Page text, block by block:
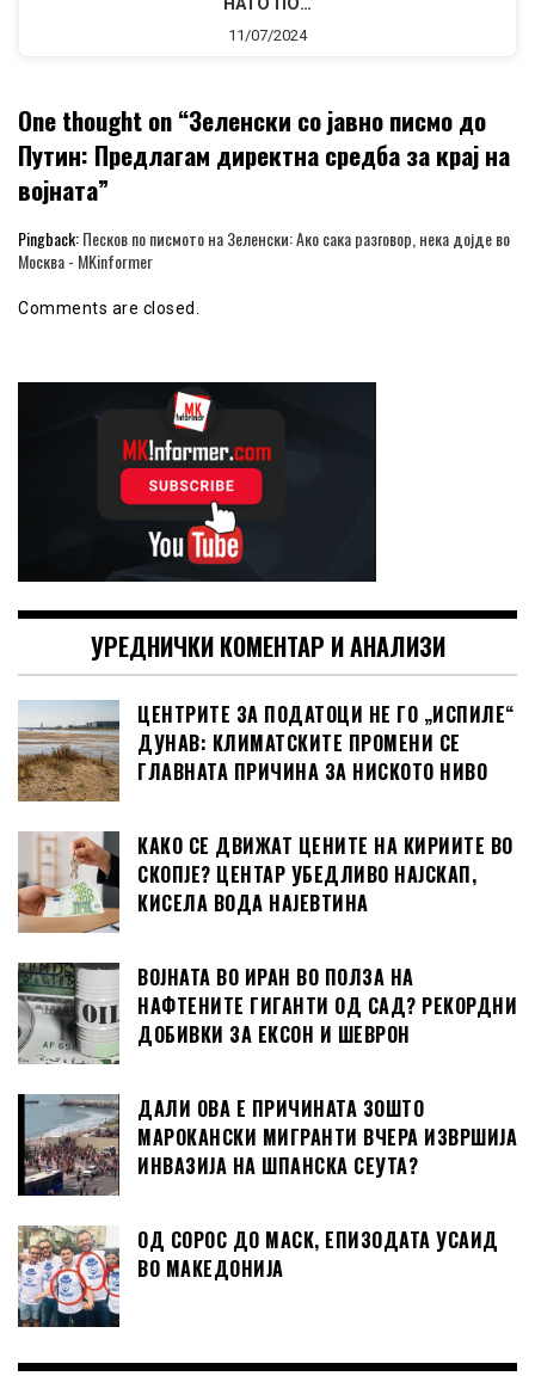
11/07/2024
One thought on “Зеленски со јавно писмо до
Путин: Предлагам директна средба за крај на
војната”
Pingback:Песков по писмото на Зеленски: Ако сака разговор, нека дојде во
Москва - MKinformer
Comments are closed.
УРЕДНИЧКИ КОМЕНТАР И АНАЛИЗИ
ЦЕНТРИТЕ ЗА ПОДАТОЦИ НЕ ГО „ИСПИЛЕ“
ДУНАВ: КЛИМАТСКИТЕ ПРОМЕНИ СЕ
ГЛАВНАТА ПРИЧИНА ЗА НИСКОТО НИВО
КАКО СЕ ДВИЖАТ ЦЕНИТЕ НА КИРИИТЕ ВО
СКОПЈЕ? ЦЕНТАР УБЕДЛИВО НАЈСКАП,
КИСЕЛА ВОДА НАЈЕВТИНА
ВОЈНАТА ВО ИРАН ВО ПОЛЗА НА
НАФТЕНИТЕ ГИГАНТИ ОД САД? РЕКОРДНИ
ДОБИВКИ ЗА ЕКСОН И ШЕВРОН
ДАЛИ ОВА Е ПРИЧИНАТА ЗОШТО
МАРОКАНСКИ МИГРАНТИ ВЧЕРА ИЗВРШИЈА
ИНВАЗИЈА НА ШПАНСКА СЕУТА?
ОД СОРОС ДО МАСК, ЕПИЗОДАТА УСАИД
ВО МАКЕДОНИЈА